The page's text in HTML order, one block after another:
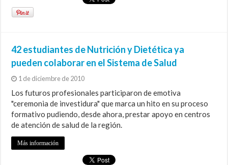
42 estudiantes de Nutrición y Dietética ya
pueden colaborar en el Sistema de Salud
1 de diciembre de 2010
Los futuros profesionales participaron de emotiva
"ceremonia de investidura" que marca un hito en su proceso
formativo pudiendo, desde ahora, prestar apoyo en centros
de atención de salud de la región.
Más información